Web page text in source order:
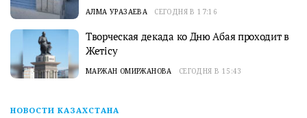
АЛМА УРАЗАЕВА СЕГОДНЯ В 17:16
Творческая декада ко Дню Абая проходит в
Жетісу
МАРЖАН ОМИРЖАНОВА СЕГОДНЯ В 15:43
НОВОСТИ КАЗАХСТАНА